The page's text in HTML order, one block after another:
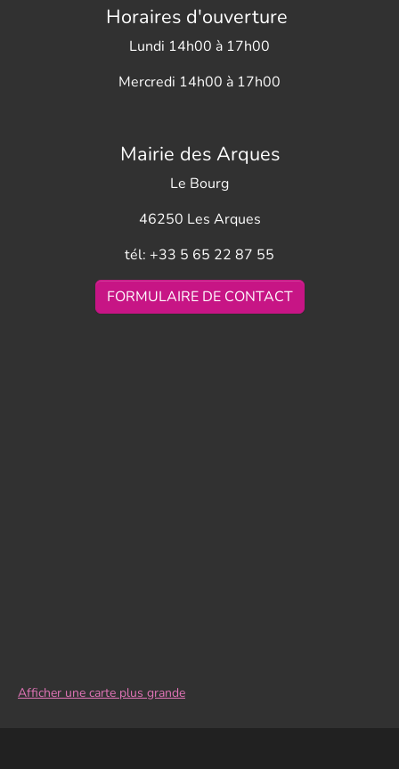
Horaires d'ouverture
Lundi 14h00 à 17h00
Mercredi 14h00 à 17h00
Mairie des Arques
Le Bourg
46250 Les Arques
tél: +33 5 65 22 87 55
FORMULAIRE DE CONTACT
Afficher une carte plus grande